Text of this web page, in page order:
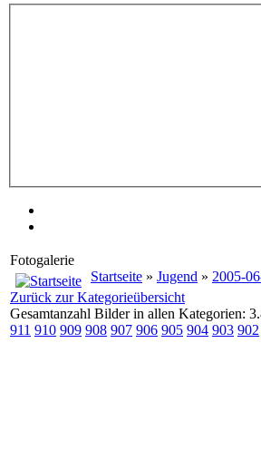
Fotogalerie
Startseite » Jugend » 2005-
Zurück zur Kategorieübersicht
Gesamtanzahl Bilder in allen Kategorien:
911 910 909 908 907 906 905 904 903 902